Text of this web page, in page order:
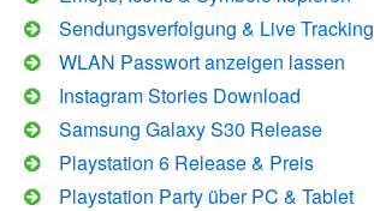
Sendungsverfolgung & Live Tracking
WLAN Passwort anzeigen lassen
Instagram Stories Download
Samsung Galaxy S30 Release
Playstation 6 Release & Preis
Playstation Party über PC & Tablet